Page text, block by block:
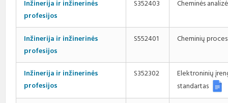
Inžinerija ir inžinerinės
profesijos
S352403 Cheminės
Inžinerija ir inžinerinės
profesijos
S552401 Cheminių
Inžinerija ir inžinerinės
profesijos
S352302
Elektroninių
standartas